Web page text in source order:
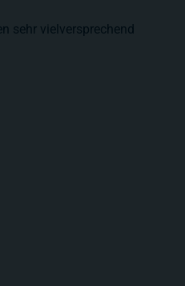
sehr vielversprechend